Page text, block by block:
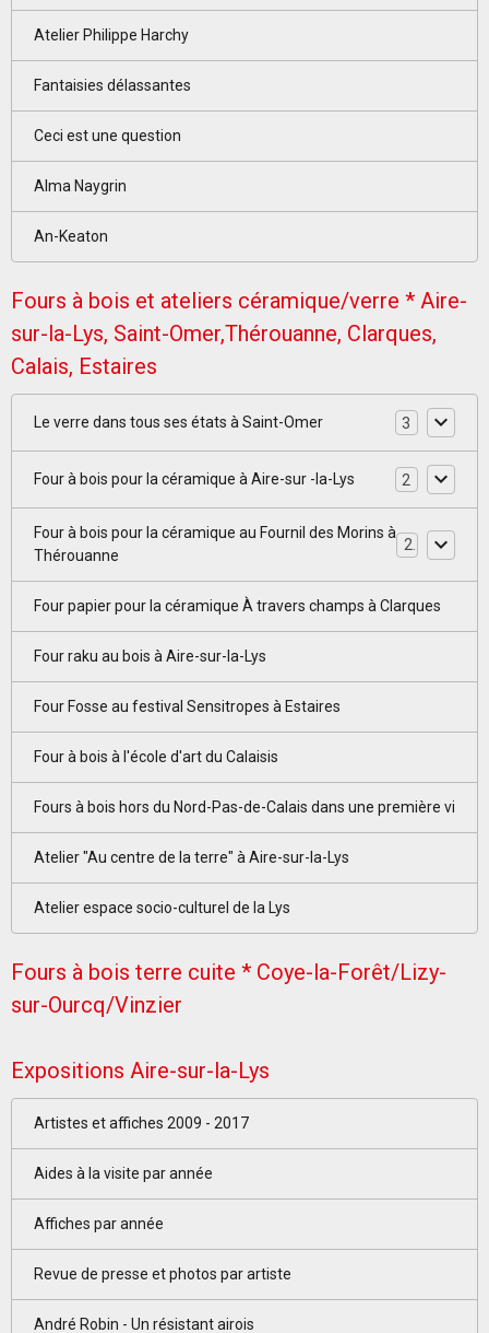
Atelier Philippe Harchy
Fantaisies délassantes
Ceci est une question
Alma Naygrin
An-Keaton
Fours à bois et ateliers céramique/verre * Aire-
sur-la-Lys, Saint-Omer,Thérouanne, Clarques,
Calais, Estaires
Le verre dans tous ses états à Saint-Omer 3
Four à bois pour la céramique à Aire-sur -la-Lys 2
Four à bois pour la céramique au Fournil des Morins à
Thérouanne
Four papier pour la céramique À travers champs à Clarques
Four raku au bois à Aire-sur-la-Lys
Four Fosse au festival Sensitropes à Estaires
Four à bois à l'école d'art du Calaisis
Fours à bois hors du Nord-Pas-de-Calais dans une première vi
Atelier "Au centre de la terre" à Aire-sur-la-Lys
Atelier espace socio-culturel de la Lys
Fours à bois terre cuite * Coye-la-Forêt/Lizy-
sur-Ourcq/Vinzier
Expositions Aire-sur-la-Lys
Artistes et affiches 2009 - 2017
Aides à la visite par année
Affiches par année
Revue de presse et photos par artiste
André Robin - Un résistant airois